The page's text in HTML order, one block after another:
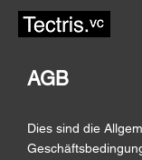
AGB
Dies sind die